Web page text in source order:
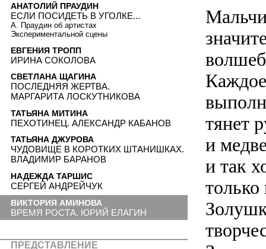
тянет
и
и так
АНАТОЛИЙ ПРАУДИН
ЕСЛИ ПОСИДЕТЬ В УГОЛКЕ...
А. Праудин об артистах
Экспериментальной сцены
ЕВГЕНИЯ ТРОПП
ИРИНА СОКОЛОВА
СВЕТЛАНА ЩАГИНА
ПОСЛЕДНЯЯ ЖЕРТВА.
МАРГАРИТА ЛОСКУТНИКОВА
ТАТЬЯНА МИТИНА
ПЕХОТИНЕЦ. АЛЕКСАНДР КАБАНОВ
ТАТЬЯНА ДЖУРОВА
ЧУДОВИЩЕ В КОРОТКИХ ШТАНИШКАХ.
ВЛАДИМИР БАРАНОВ
НАДЕЖДА ТАРШИС
СЕРГЕЙ АНДРЕЙЧУК
ВИКТОРИЯ АМИНОВА
ВРЕМЯ РОСТА. ЮРИЙ ЕЛАГИН
ПРЕДСТАВЛЕНИЕ